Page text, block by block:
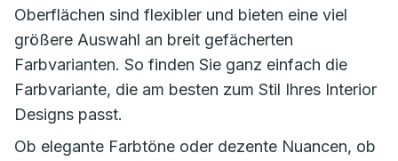
Oberflächen sind flexibler und bieten eine viel
größere Auswahl an breit gefächerten
Farbvarianten. So finden Sie ganz einfach die
Farbvariante, die am besten zum Stil Ihres Interior
Designs passt.
Ob elegante Farbtöne oder dezente Nuancen, ob